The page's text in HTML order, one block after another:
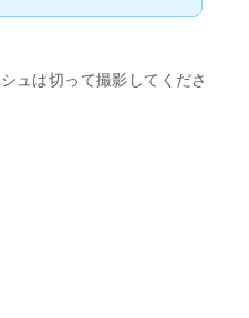
ュは切って撮影してくださ